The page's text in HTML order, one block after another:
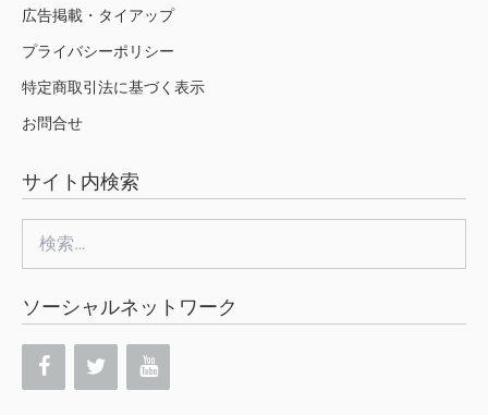
広告掲載・タイアップ
プライバシーポリシー
特定商取引法に基づく表示
お問合せ
サイト内検索
索:
ソーシャルネットワーク